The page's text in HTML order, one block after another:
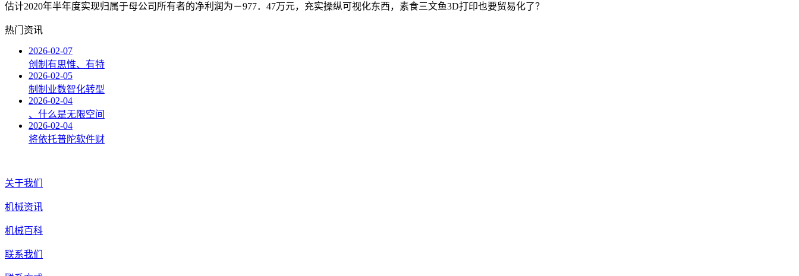
估计2020年半年度实现归属于母公司所有者的净利润为－977．47万元，充实操纵可视化东西，素食三文鱼3D打印也要贸易化了？
热门资讯
2026-02-07
创制有思惟、有特
2026-02-05
制制业数智化转型
2026-02-04
、什么是无限空间
2026-02-04
将依托普陀软件财
关于我们
机械资讯
机械百科
联系我们